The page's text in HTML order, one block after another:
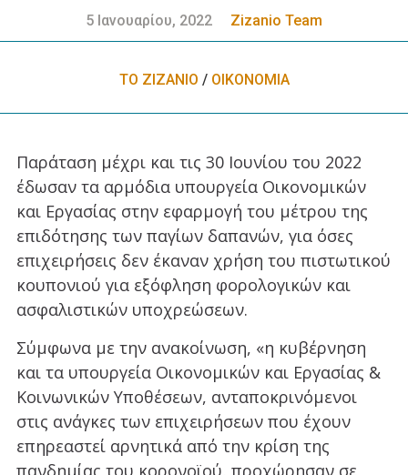
5 Ιανουαρίου, 2022 Zizanio Team
ΤΟ ΖΙΖΑΝΙΟ / ΟΙΚΟΝΟΜΙΑ
Παράταση μέχρι και τις 30 Ιουνίου του 2022
έδωσαν τα αρμόδια υπουργεία Οικονομικών
και Εργασίας στην εφαρμογή του μέτρου της
επιδότησης των παγίων δαπανών, για όσες
επιχειρήσεις δεν έκαναν χρήση του πιστωτικού
κουπονιού για εξόφληση φορολογικών και
ασφαλιστικών υποχρεώσεων.
Σύμφωνα με την ανακοίνωση, «η κυβέρνηση
και τα υπουργεία Οικονομικών και Εργασίας &
Κοινωνικών Υποθέσεων, ανταποκρινόμενοι
στις ανάγκες των επιχειρήσεων που έχουν
επηρεαστεί αρνητικά από την κρίση της
πανδημίας του κορονοϊού, προχώρησαν σε